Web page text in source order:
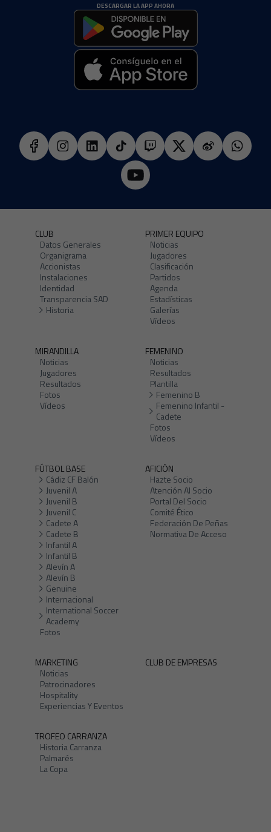
DESCARGAR LA APP AHORA
CLUB
Datos Generales
Organigrama
Accionistas
Instalaciones
Identidad
Transparencia SAD
Historia
PRIMER EQUIPO
Noticias
Jugadores
Clasificación
Partidos
Agenda
Estadísticas
Galerías
Vídeos
MIRANDILLA
Noticias
Jugadores
Resultados
Fotos
Vídeos
FEMENINO
Noticias
Resultados
Plantilla
Femenino B
Femenino Infantil -
Cadete
Fotos
Vídeos
FÚTBOL BASE
Cádiz CF Balón
Juvenil A
Juvenil B
Juvenil C
Cadete A
Cadete B
Infantil A
Infantil B
Alevín A
Alevín B
Genuine
Internacional
International Soccer
Academy
Fotos
AFICIÓN
Hazte Socio
Atención Al Socio
Portal Del Socio
Comité Ético
Federación De Peñas
Normativa De Acceso
MARKETING
Noticias
Patrocinadores
Hospitality
Experiencias Y Eventos
CLUB DE EMPRESAS
TROFEO CARRANZA
Historia Carranza
Palmarés
La Copa